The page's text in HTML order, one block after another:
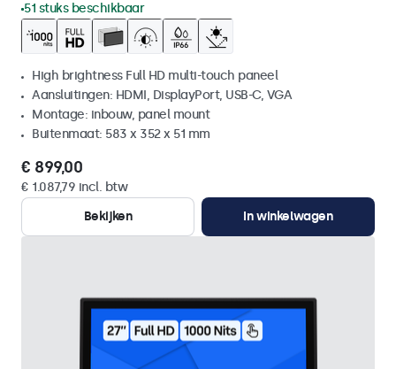
51 stuks beschikbaar
High brightness Full HD multi-touch paneel
Aansluitingen: HDMI, DisplayPort, USB-C, VGA
Montage: inbouw, panel mount
Buitenmaat: 583 x 352 x 51 mm
€ 899,00
€ 1.087,79 incl. btw
Bekijken
In winkelwagen